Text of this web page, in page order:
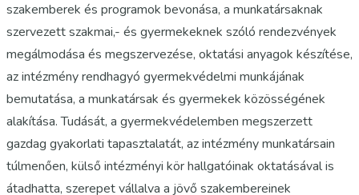
szakemberek és programok bevonása, a munkatársaknak
szervezett szakmai,- és gyermekeknek szóló rendezvények
megálmodása és megszervezése, oktatási anyagok készítése,
az intézmény rendhagyó gyermekvédelmi munkájának
bemutatása, a munkatársak és gyermekek közösségének
alakítása. Tudását, a gyermekvédelemben megszerzett
gazdag gyakorlati tapasztalatát, az intézmény munkatársain
túlmenően, külső intézményi kör hallgatóinak oktatásával is
átadhatta, szerepet vállalva a jövő szakembereinek